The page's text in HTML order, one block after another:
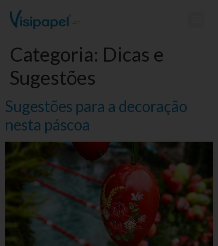
Categoria: Dicas e
Sugestões
Sugestões para a decoração
nesta páscoa